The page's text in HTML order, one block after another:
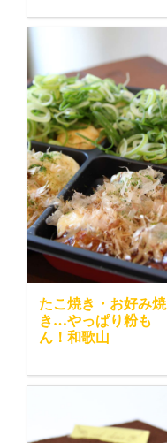
たこ焼き・お好み焼
き…やっぱり粉も
ん！和歌山